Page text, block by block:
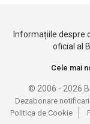
Informațiile despre
oficial al
Cele mai
© 2006 - 2026
Dezabonare notificari
Politica de Cookie